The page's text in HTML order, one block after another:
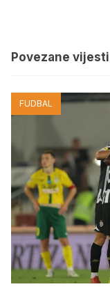
Povezane vijesti
FUDBAL